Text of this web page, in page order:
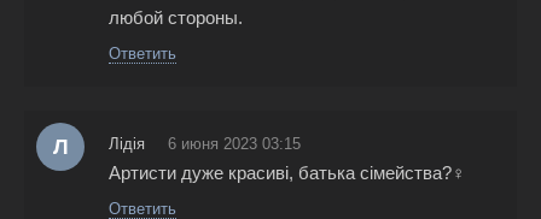
любой стороны.
Ответить
Л Лідія 6 июня 2023 03:15
Артисти дуже красиві, батька сімейства?‍♀️
Ответить